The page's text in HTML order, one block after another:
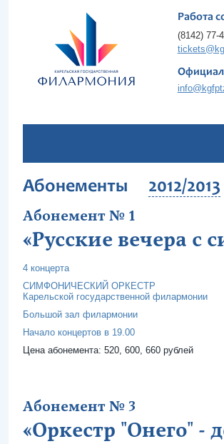
Работа
(8142) 77-
Абонементы 2012/2013
Абонемент № 1
«Русские вечера с
4 концерта
СИМФОНИЧЕСКИЙ ОРКЕСТР
Карельской государственной филармонии
Большой зал филармонии
Начало концертов в 19.00
Цена абонемента: 520, 600, 660 рублей
Абонемент № 3
«Оркестр "Онего" -